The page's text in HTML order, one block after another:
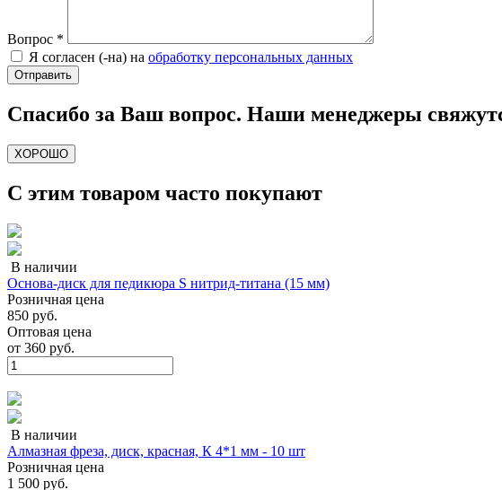
Вопрос *
Я согласен (-на) на обработку персональных данных
Спасибо за Ваш вопрос. Наши менеджеры
ХОРОШО
С этим товаром часто покупают
В наличии
Основа-диск для педикюра S нитрид-титана (15 мм)
Розничная цена
850 руб.
Оптовая цена
от 360 руб.
В наличии
Алмазная фреза, диск, красная, К 4*1 мм - 10 шт
Розничная цена
1 500 руб.